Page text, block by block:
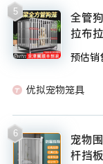
5
全管
拉布
预估销
优拟宠物笼具
6
宠物
杆挡